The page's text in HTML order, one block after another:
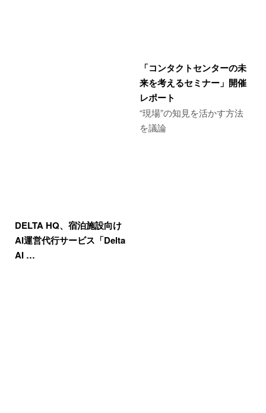
DELTA HQ、宿泊施設向け
AI運営代行サービス「Delta
AI …
「コンタクトセンターの未
来を考えるセミナー」開催
レポート
“現場”の知見を活かす方法
を議論